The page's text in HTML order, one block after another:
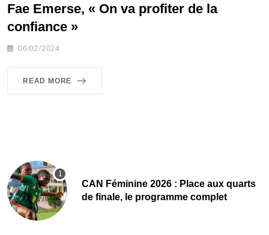
Fae Emerse, « On va profiter de la
confiance »
06/02/2024
READ MORE
CAN Féminine 2026 : Place aux quarts
de finale, le programme complet